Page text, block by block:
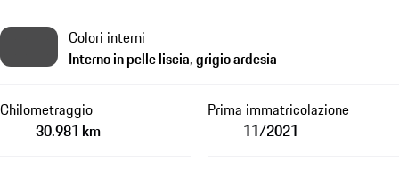
Colori interni
Interno in pelle liscia, grigio ardesia
Chilometraggio
30.981 km
Prima immatricolazione
11/2021